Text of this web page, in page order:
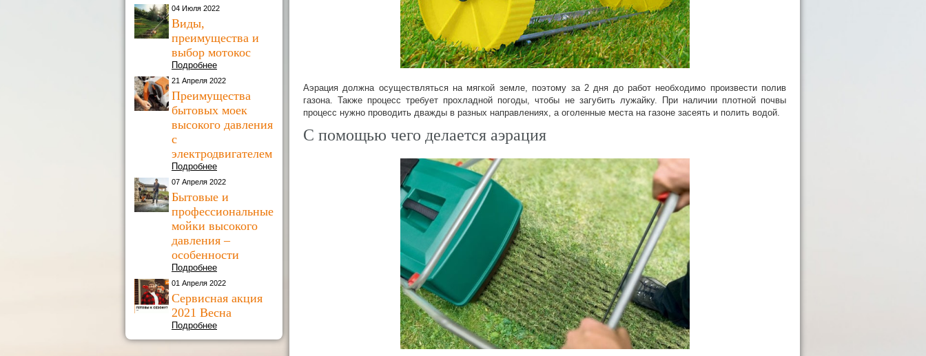
04 Июля 2022
Виды,
преимущества и
выбор мотокос
Подробнее
21 Апреля 2022
Преимущества
бытовых моек
высокого давления
с
электродвигателем
Подробнее
07 Апреля 2022
Бытовые и
профессиональные
мойки высокого
давления –
особенности
Подробнее
01 Апреля 2022
Сервисная акция
2021 Весна
Подробнее
Аэрация должна осуществляться на мягкой земле, поэтому за 2 дня до работ необходимо произвести полив
газона. Также процесс требует прохладной погоды, чтобы не загубить лужайку. При наличии плотной почвы
процесс нужно проводить дважды в разных направлениях, а оголенные места на газоне засеять и полить водой.
С помощью чего делается аэрация